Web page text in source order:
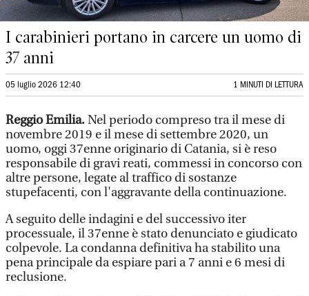
I carabinieri portano in carcere un uomo di
37 anni
05 luglio 2026 12:40 1 MINUTI DI LETTURA
Reggio Emilia.Nel periodo compreso tra il mese di
novembre 2019 e il mese di settembre 2020, un
uomo, oggi 37enne originario di Catania, si è reso
responsabile di gravi reati, commessi in concorso con
altre persone, legate al traffico di sostanze
stupefacenti, con l'aggravante della continuazione.
A seguito delle indagini e del successivo iter
processuale, il 37enne è stato denunciato e giudicato
colpevole. La condanna definitiva ha stabilito una
pena principale da espiare pari a 7 anni e 6 mesi di
reclusione.